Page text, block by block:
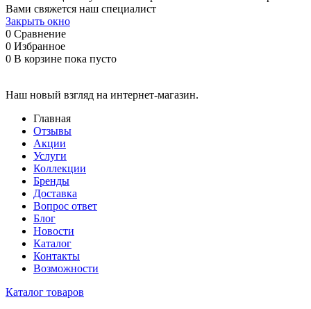
Вами свяжется наш специалист
Закрыть окно
0 Сравнение
0 Избранное
0 В корзине пока пусто
Наш новый взгляд на интернет-магазин.
Главная
Отзывы
Акции
Услуги
Коллекции
Бренды
Доставка
Вопрос ответ
Блог
Новости
Каталог
Контакты
Возможности
Каталог товаров